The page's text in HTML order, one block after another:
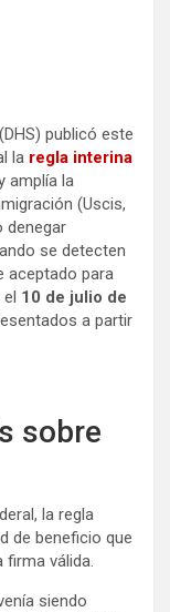
publicó este
la regla interina
amplía la
(Uscis,
denegar
se detecten
aceptado para
10 de julio de
a partir
sobre
la regla
de beneficio que
válida.
siendo